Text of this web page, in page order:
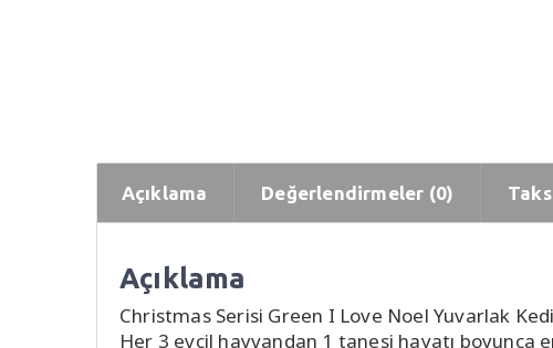
Açıklama Değerlendirmeler (0)
Açıklama
Christmas Serisi Green I Love Noel Yuvarlak
Her 3 evcil hayvandan 1 tanesi hayatı boyunca